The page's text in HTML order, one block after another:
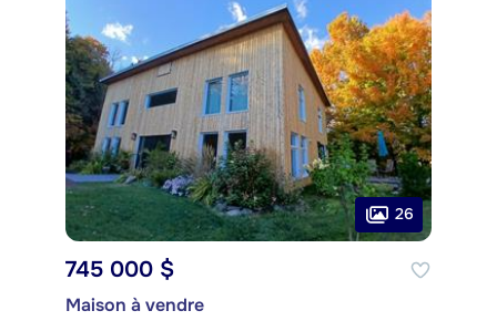
26
745 000 $
Maison à vendre